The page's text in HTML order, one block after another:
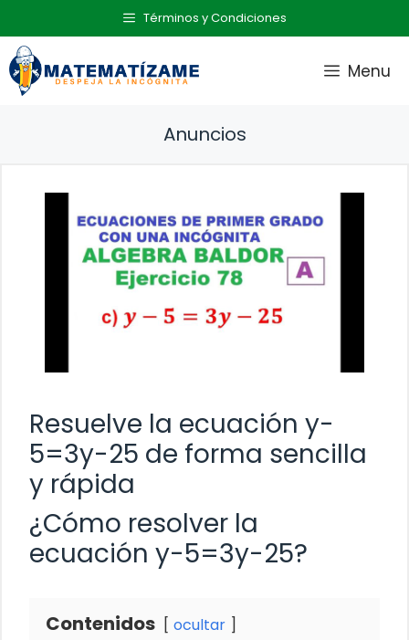
al
contenido
Términos y Condiciones
Menu
Anuncios
Resuelve la ecuación y-
5=3y-25 de forma sencilla
y rápida
¿Cómo resolver la
ecuación y-5=3y-25?
Contenidos ocultar